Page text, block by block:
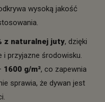
wysoką jakość
z naturalnej juty, dzięki
i przyjazne środowisku.
1600 g/m², co zapewnia
sprawia, że dywan jest